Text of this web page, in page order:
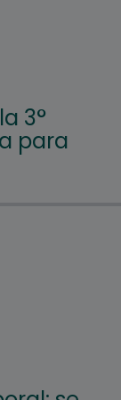
3°
para